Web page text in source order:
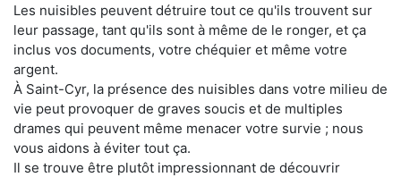
Les nuisibles peuvent détruire tout ce qu'ils trouvent sur
leur passage, tant qu'ils sont à même de le ronger, et ça
inclus vos documents, votre chéquier et même votre
argent.
À Saint-Cyr, la présence des nuisibles dans votre milieu de
vie peut provoquer de graves soucis et de multiples
drames qui peuvent même menacer votre survie ; nous
vous aidons à éviter tout ça.
Il se trouve être plutôt impressionnant de découvrir